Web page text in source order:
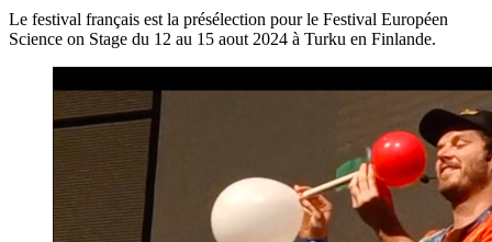
Le festival français est la présélection pour le Festival Européen
Science on Stage du 12 au 15 aout 2024 à Turku en Finlande.